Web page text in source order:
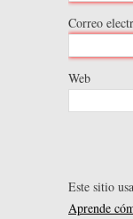
Correo
Web
Este sitio
Aprende